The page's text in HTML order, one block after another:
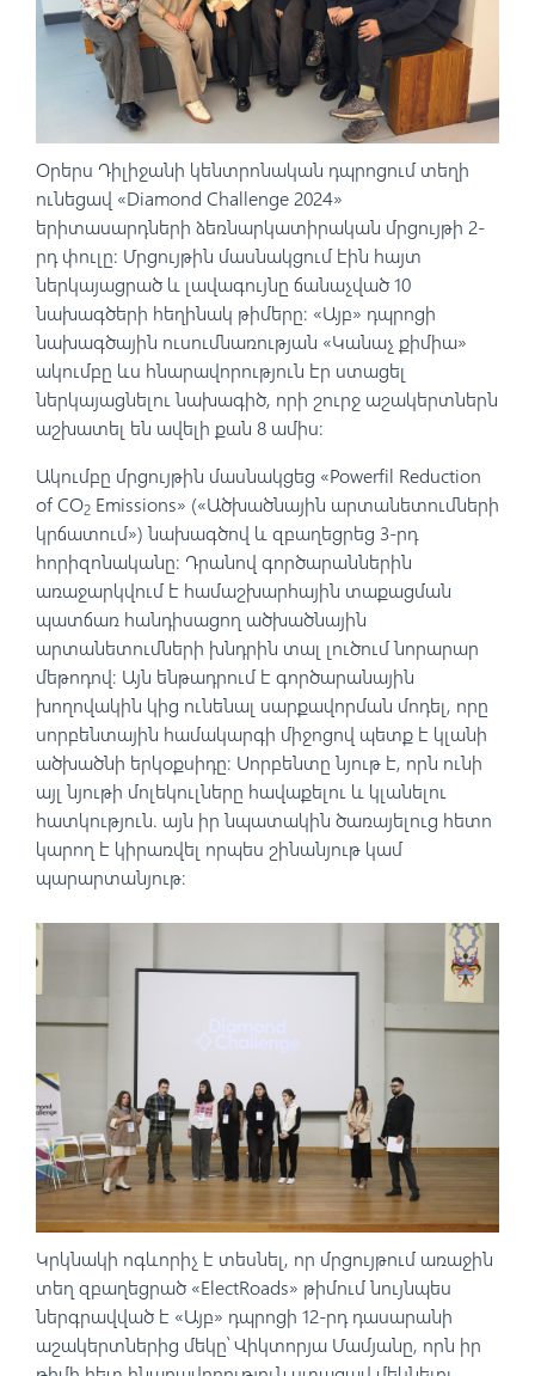
Օրերս Դիլիջանի կենտրոնական դպրոցում տեղի
ունեցավ «Diamond Challenge 2024»
երիտասարդների ձեռնարկատիրական մրցույթի 2-
րդ փուլը: Մրցույթին մասնակցում էին հայտ
ներկայացրած և լավագույնը ճանաչված 10
նախագծերի հեղինակ թիմերը: «Այբ» դպրոցի
նախագծային ուսումնառության «Կանաչ քիմիա»
ակումբը ևս հնարավորություն էր ստացել
ներկայացնելու նախագիծ, որի շուրջ աշակերտներն
աշխատել են ավելի քան 8 ամիս:
Ակումբը մրցույթին մասնակցեց «Powerfil Reduction
of CO2 Emissions» («Ածխածնային արտանետումների
կրճատում») նախագծով և զբաղեցրեց 3-րդ
հորիզոնականը։ Դրանով գործարաններին
առաջարկվում է համաշխարհային տաքացման
պատճառ հանդիսացող ածխածնային
արտանետումների խնդրին տալ լուծում նորարար
մեթոդով։ Այն ենթադրում է գործարանային
խողովակին կից ունենալ սարքավորման մոդել, որը
սորբենտային համակարգի միջոցով պետք է կլանի
ածխածնի երկօքսիդը: Սորբենտը նյութ է, որն ունի
այլ նյութի մոլեկուլները հավաքելու և կլանելու
հատկություն. այն իր նպատակին ծառայելուց հետո
կարող է կիրառվել որպես շինանյութ կամ
պարարտանյութ։
Կրկնակի ոգևորիչ է տեսնել, որ մրցույթում առաջին
տեղ զբաղեցրած «ElectRoads» թիմում նույնպես
ներգրավված է «Այբ» դպրոցի 12-րդ դասարանի
աշակերտներից մեկը՝ Վիկտորյա Մամյանը, որն իր